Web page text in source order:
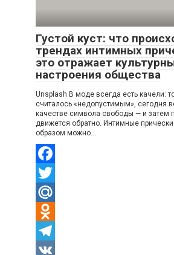
Густой куст: что
трендах интимных
это отражает
настроения общества
Unsplash В моде всегда есть качели:
считалось «недопустимым», сегодня
качестве символа свободы — и затем
движется обратно. Интимные
образом можно…
Facebook
Twitter
Mail.Ru
Odnoklassniki
Telegram